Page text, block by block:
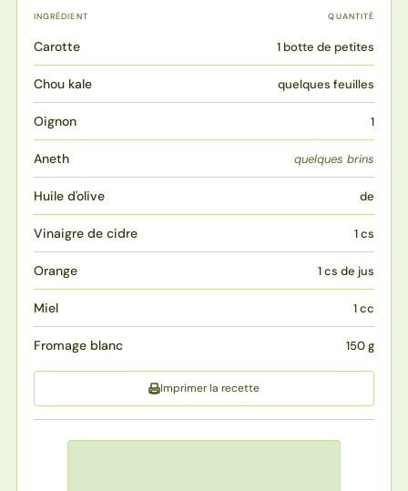
INGRÉDIENT QUANTITÉ
Carotte 1 botte de petites
Chou kale quelques feuilles
Oignon 1
Aneth quelques brins
Huile d'olive de
Vinaigre de cidre 1 cs
Orange 1 cs de jus
Miel 1 cc
Fromage blanc 150 g
Imprimer la recette